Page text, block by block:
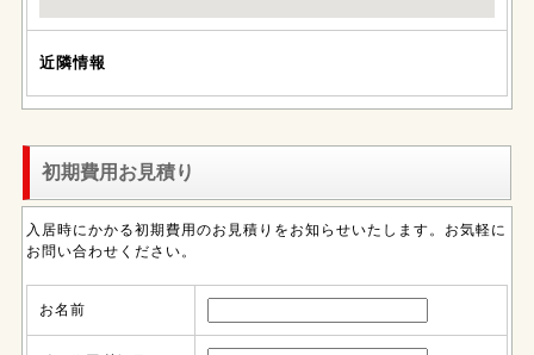
近隣情報
初期費用お見積り
入居時にかかる初期費用のお見積りをお知らせいたします。お気軽に
お問い合わせください。
お名前